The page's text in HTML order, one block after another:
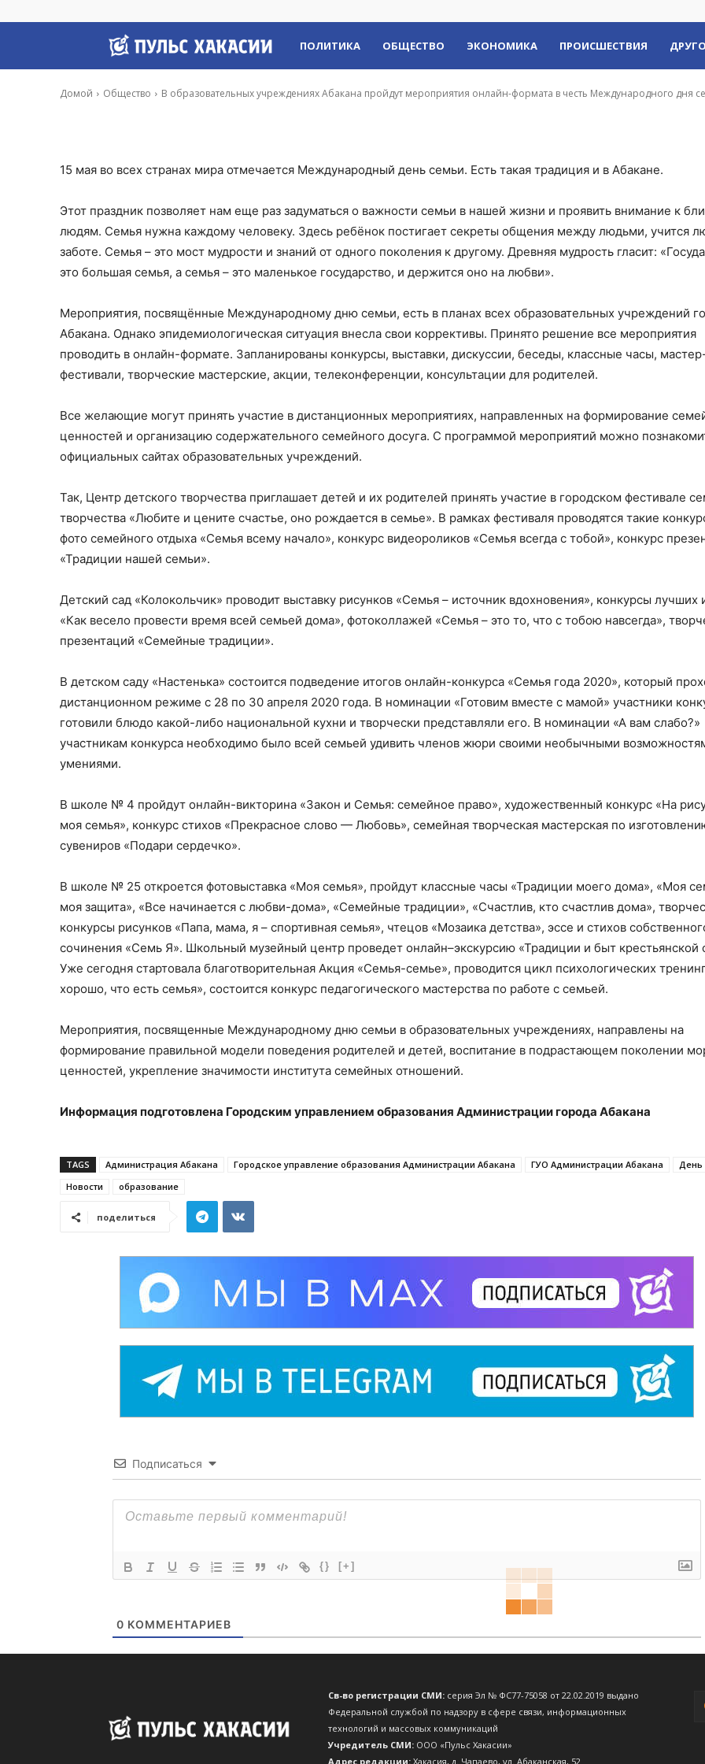
Пульс
Хакасии
ПОЛИТИКА ОБЩЕСТВО ЭКОНОМИКА ПРОИСШЕСТВИЯ
Домой Общество В образовательных учреждениях Абакана пройдут мероприятия онлайн-формата в честь Международного дня
Международного дня семьи
15 мая во всех странах мира отмечается Международный день семьи. Есть такая традиция и в Абакане.
Этот праздник позволяет нам еще раз задуматься о важности семьи в нашей жизни и проявить внимание к
людям. Семья нужна каждому человеку. Здесь ребёнок постигает секреты общения между людьми, учится
заботе. Семья – это мост мудрости и знаний от одного поколения к другому. Древняя мудрость гласит:
это большая семья, а семья – это маленькое государство, и держится оно на любви».
Мероприятия, посвящённые Международному дню семьи, есть в планах всех образовательных учреждений
Абакана. Однако эпидемиологическая ситуация внесла свои коррективы. Принято решение все мероприятия
проводить в онлайн-формате. Запланированы конкурсы, выставки, дискуссии, беседы, классные часы,
фестивали, творческие мастерские, акции, телеконференции, консультации для родителей.
Все желающие могут принять участие в дистанционных мероприятиях, направленных на формирование
ценностей и организацию содержательного семейного досуга. С программой мероприятий можно
официальных сайтах образовательных учреждений.
Так, Центр детского творчества приглашает детей и их родителей принять участие в городском фестивале
творчества «Любите и цените счастье, оно рождается в семье». В рамках фестиваля проводятся такие
фото семейного отдыха «Семья всему начало», конкурс видеороликов «Семья всегда с тобой», конкурс
«Традиции нашей семьи».
Детский сад «Колокольчик» проводит выставку рисунков «Семья – источник вдохновения», конкурсы лучших
«Как весело провести время всей семьей дома», фотоколлажей «Семья – это то, что с тобою навсегда»,
презентаций «Семейные традиции».
В детском саду «Настенька» состоится подведение итогов онлайн-конкурса «Семья года 2020», который
дистанционном режиме с 28 по 30 апреля 2020 года. В номинации «Готовим вместе с мамой» участники
готовили блюдо какой-либо национальной кухни и творчески представляли его. В номинации «А вам слабо?»
участникам конкурса необходимо было всей семьей удивить членов жюри своими необычными
умениями.
В школе № 4 пройдут онлайн-викторина «Закон и Семья: семейное право», художественный конкурс «На
моя семья», конкурс стихов «Прекрасное слово — Любовь», семейная творческая мастерская по
сувениров «Подари сердечко».
В школе № 25 откроется фотовыставка «Моя семья», пройдут классные часы «Традиции моего дома», «Моя
моя защита», «Все начинается с любви-дома», «Семейные традиции», «Счастлив, кто счастлив дома»,
конкурсы рисунков «Папа, мама, я – спортивная семья», чтецов «Мозаика детства», эссе и стихов
сочинения «Семь Я». Школьный музейный центр проведет онлайн–экскурсию «Традиции и быт крестьянской
Уже сегодня стартовала благотворительная Акция «Семья-семье», проводится цикл психологических
хорошо, что есть семья», состоится конкурс педагогического мастерства по работе с семьей.
Мероприятия, посвященные Международному дню семьи в образовательных учреждениях, направлены на
формирование правильной модели поведения родителей и детей, воспитание в подрастающем поколении
ценностей, укрепление значимости института семейных отношений.
Информация подготовлена Городским управлением образования Администрации города Абакана
TAGS Администрация Абакана Городское управление образования Администрации Абакана ГУО Администрации Абакана
День
Новости
образование
поделиться
Подписаться
{} [+]
0 КОММЕНТАРИЕВ
Св-во регистрации СМИ: серия Эл № ФС77-75058 от 22.02.2019 выдано
Федеральной службой по надзору в сфере связи, информационных
технологий и массовых коммуникаций
Учредитель СМИ: ООО «Пульс Хакасии»
Адрес редакции: Хакасия, д. Чапаево, ул. Абаканская, 52